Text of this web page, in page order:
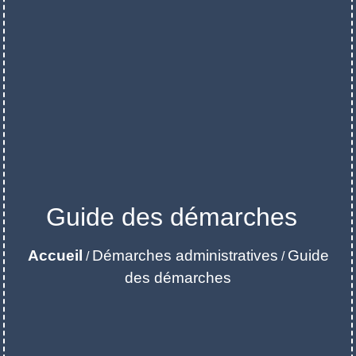
Guide des démarches
Accueil / Démarches administratives / Guide
des démarches